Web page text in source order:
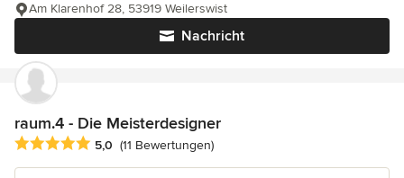
Nachricht
Am Klarenhof 28, 53919 Weilerswist
raum.4 - Die Meisterdesigner
Durchschnittliche Bewertung: 5 von 5 Sternen
5,0 (11 Bewertungen)